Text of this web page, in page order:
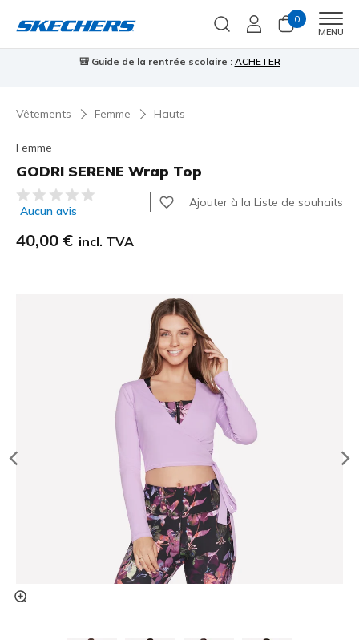
0
MENU
🎒 Guide de la rentrée scolaire : ACHETER
Vêtements Femme Hauts
Femme
GODRI SERENE Wrap Top
Évaluation client 5 sur 5
Aucun avis
Ajouter à la Liste de souhaits
40,00 € incl. TVA